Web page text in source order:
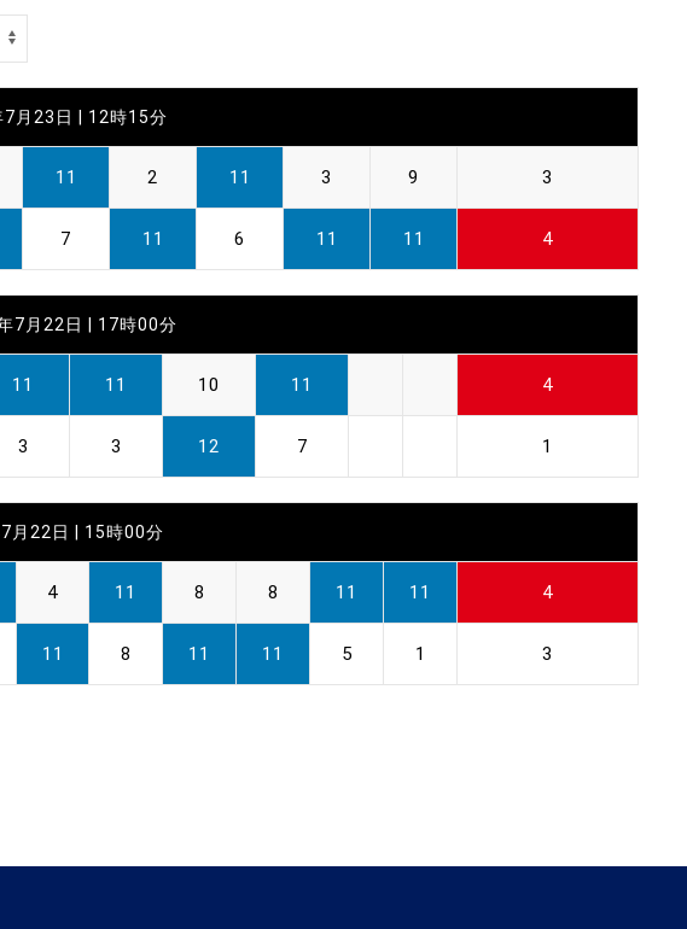
月23日 | 12時15分
11 2 11 3 9 3
7 11 6 11 11 4
7月22日 | 17時00分
11 11 10 11 4
3 3 12 7 1
月22日 | 15時00分
4 11 8 8 11 11 4
11 8 11 11 5 1 3